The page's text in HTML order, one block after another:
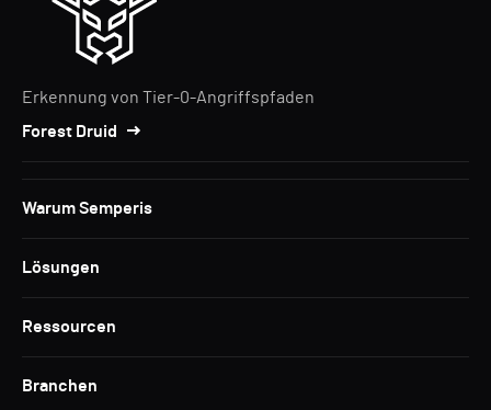
Erkennung von Tier-0-Angriffspfaden
Forest Druid
Warum Semperis
Lösungen
Ressourcen
Branchen